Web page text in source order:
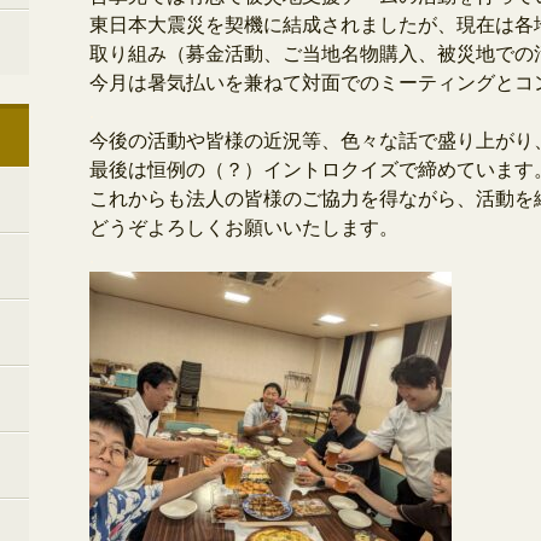
東日本大震災を契機に結成されましたが、 現在は各
取り組み（募金活動、ご当地名物購入、被災地での
今月は暑気払いを兼ねて対面でのミーティングとコ
今後の活動や皆様の近況等、色々な話で盛り上がり
最後は恒例の（？）イントロクイズで締めています
これからも法人の皆様のご協力を得ながら、 活動を
どうぞよろしくお願いいたします。